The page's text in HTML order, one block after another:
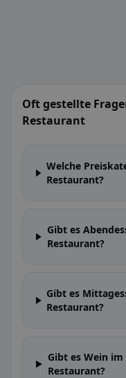
Oft gestellte
Restaurant
Welche
Restaurant?
Gibt es
Restaurant?
Gibt es
Restaurant?
Gibt es Wein
Restaurant?